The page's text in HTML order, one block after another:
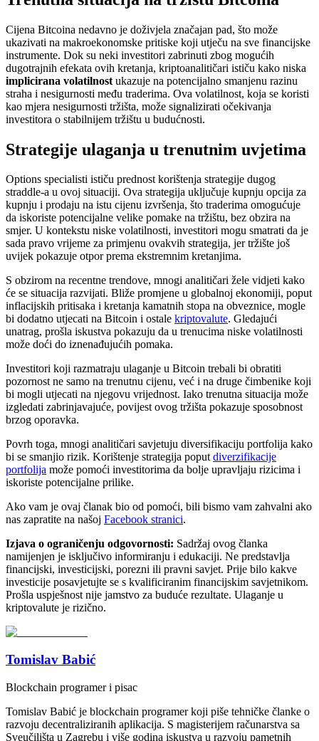
Cijena Bitcoina nedavno je doživjela značajan pad, što može
ukazivati na makroekonomske pritiske koji utječu na sve financijske
instrumente. Dok su neki investitori zabrinuti zbog mogućih
dugotrajnih efekata ovih kretanja, kriptoanalitičari ističu kako niska
implicirana volatilnost ukazuje na potencijalno smanjenu razinu
straha i nesigurnosti među traderima. Ova volatilnost, koja se koristi
kao mjera nesigurnosti tržišta, može signalizirati očekivanja
investitora o stabilnijem tržištu u budućnosti.
Strategije ulaganja u trenutnim uvjetima
Options specialisti ističu prednost korištenja strategije dugog
straddle-a u ovoj situaciji. Ova strategija uključuje kupnju opcija za
kupnju i prodaju na istu cijenu izvršenja, što traderima omogućuje
da iskoriste potencijalne velike pomake na tržištu, bez obzira na
smjer. U kontekstu niske volatilnosti, investitori mogu smatrati da je
sada pravo vrijeme za primjenu ovakvih strategija, jer tržište još
uvijek pokazuje otpor prema ekstremnim kretanjima.
S obzirom na recentne trendove, mnogi analitičari žele vidjeti kako
će se situacija razvijati. Bliže promjene u globalnoj ekonomiji, poput
inflacijskih pritisaka i kretanja kamatnih stopa na obveznice, mogle
bi dodatno utjecati na Bitcoin i ostale kriptovalute. Gledajući
unatrag, prošla iskustva pokazuju da u trenucima niske volatilnosti
može doći do iznenađujućih pomaka.
Investitori koji razmatraju ulaganje u Bitcoin trebali bi obratiti
pozornost ne samo na trenutnu cijenu, već i na druge čimbenike koji
bi mogli utjecati na njegovu vrijednost. Iako trenutna situacija može
izgledati zabrinjavajuće, povijest ovog tržišta pokazuje sposobnost
brzog oporavka.
Povrh toga, mnogi analitičari savjetuju diversifikaciju portfolija kako
bi se smanjio rizik. Korištenje strategija poputdiverzifikacije
portfolija može pomoći investitorima da bolje upravljaju rizicima i
iskoriste potencijalne prilike.
Ako vam je ovaj članak bio od pomoći, bili bismo vam zahvalni ako
nas zapratite na našoj Facebook stranici.
Izjava o ograničenju odgovornosti: Sadržaj ovog članka
namijenjen je isključivo informiranju i edukaciji. Ne predstavlja
financijski, investicijski, porezni ili pravni savjet. Prije bilo kakve
investicije posavjetujte se s kvalificiranim financijskim savjetnikom.
Prošla uspješnost nije jamstvo za buduće rezultate. Ulaganje u
kriptovalute je rizično.
Tomislav Babić
Blockchain programer i pisac
Tomislav Babić je blockchain programer koji piše tehničke članke o
razvoju decentraliziranih aplikacija. S magisterijem računarstva sa
Sveučilišta u Zagrebu i više godina iskustva u razvoju pametnih